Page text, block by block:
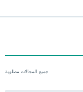
جميع المجالات مطلوبة